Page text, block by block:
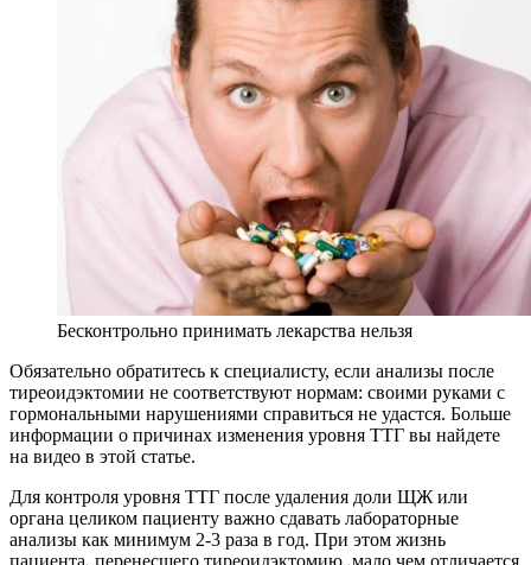
Бесконтрольно принимать лекарства нельзя
Обязательно обратитесь к специалисту, если анализы после
тиреоидэктомии не соответствуют нормам: своими руками с
гормональными нарушениями справиться не удастся. Больше
информации о причинах изменения уровня ТТГ вы найдете
на видео в этой статье.
Для контроля уровня ТТГ после удаления доли ЩЖ или
органа целиком пациенту важно сдавать лабораторные
анализы как минимум 2-3 раза в год. При этом жизнь
пациента, перенесшего тиреоидэктомию, мало чем отличается